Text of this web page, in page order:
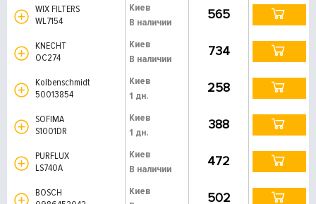
WIX FILTERS
WL7154
Киев
В наличии
565
KNECHT
OC274
Киев
В наличии
734
Kolbenschmidt
50013854
Киев
1 дн.
258
SOFIMA
S1001DR
Киев
1 дн.
388
PURFLUX
LS740A
Киев
В наличии
472
BOSCH
Киев
502